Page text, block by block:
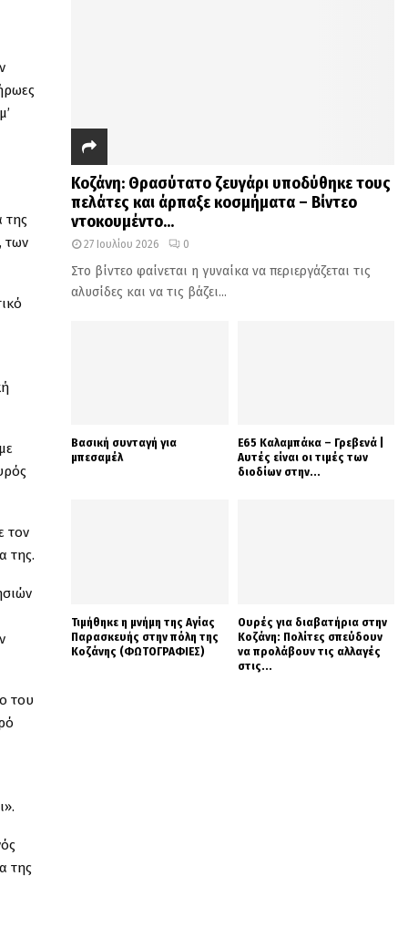
της
των
τον
της.
του
της
Κοζάνη: Θρασύτατο ζευγάρι υποδύθηκε τους
πελάτες και άρπαξε κοσμήματα – Βίντεο
ντοκουμέντο...
27 Ιουλίου 2026 0
Στο βίντεο φαίνεται η γυναίκα να περιεργάζεται τις
αλυσίδες και να τις βάζει...
Βασική συνταγή για
μπεσαμέλ
Ε65 Καλαμπάκα – Γρεβενά |
Αυτές είναι οι τιμές των
διοδίων στην...
Τιμήθηκε η μνήμη της Αγίας
Παρασκευής στην πόλη της
Κοζάνης (ΦΩΤΟΓΡΑΦΙΕΣ)
Ουρές για διαβατήρια στην
Κοζάνη: Πολίτες σπεύδουν
να προλάβουν τις αλλαγές
στις...